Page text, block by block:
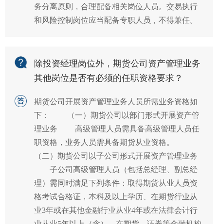
务分离原则，合理配备相关岗位人员。交易执行
和风险控制岗位应当配备专职人员，不得兼任。
除投资经理岗位外，期货公司资产管理业务
其他岗位是否有必须的任职资格要求？
期货公司开展资产管理业务人员所需业务资格如
下： （一）期货公司以部门形式开展资产管
理业务 高级管理人员需具备高级管理人员任
职资格，业务人员需具备期货从业资格。
（二）期货公司以子公司形式开展资产管理业务
子公司高级管理人员（包括总经理、副总经
理）需同时满足下列条件：取得期货从业人员资
格考试合格证，本科及以上学历、在期货行业从
业3年或在其他金融行业从业4年或在法律会计行